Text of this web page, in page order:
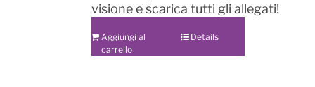
visione e scarica tutti gli allegati!
Aggiungi al
carrello
Details